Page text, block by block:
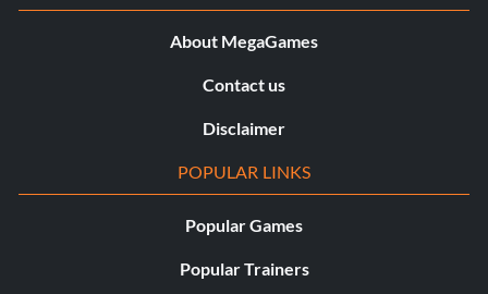
About MegaGames
Contact us
Disclaimer
POPULAR LINKS
Popular Games
Popular Trainers